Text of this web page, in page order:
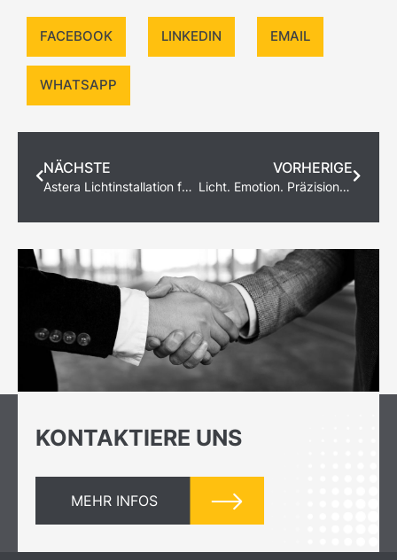
FACEBOOK LINKEDIN EMAIL
WHATSAPP
NÄCHSTE
Astera Lichtinstallation für einen Weltrekord
VORHERIGE
Licht. Emotion. Präzision. Die LOTTERIEN Sporthilfe-Gala 2025 im Zeichen modernster Lichttechnik
KONTAKTIERE UNS
MEHR INFOS